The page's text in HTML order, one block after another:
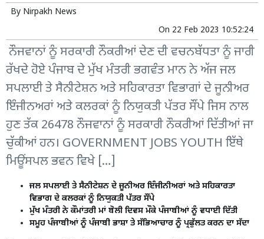
By Nirpakh News
On 22 Feb 2023 10:52:24
ਨੌਜਵਾਨਾਂ ਨੂੰ ਸਰਕਾਰੀ ਨੌਕਰੀਆਂ ਦੇਣ ਦੀ ਵਚਨਬੱਧਤਾ ਨੂੰ ਜਾਰੀ
ਰੱਖਦੇ ਹੋਏ ਪੰਜਾਬ ਦੇ ਮੁੱਖ ਮੰਤਰੀ ਭਗਵੰਤ ਮਾਨ ਨੇ ਅੱਜ ਜਲ
ਸਪਲਾਈ ਤੇ ਸੈਨੀਟੇਸ਼ਨ ਅਤੇ ਸਹਿਕਾਰਤਾ ਵਿਭਾਗਾਂ ਦੇ ਜੂਨੀਅਰ
ਇੰਜੀਨਅਰਾਂ ਅਤੇ ਕਲਰਕਾਂ ਨੂੰ ਨਿਯੁਕਤੀ ਪੱਤਰ ਸੌਂਪੇ ਜਿਸ ਨਾਲ
ਹੁਣ ਤੱਕ 26478 ਨੌਜਵਾਨਾਂ ਨੂੰ ਸਰਕਾਰੀ ਨੌਕਰੀਆਂ ਦਿੱਤੀਆਂ ਜਾ
ਚੁੱਕੀਆਂ ਹਨ। GOVERNMENT JOBS YOUTH ਇੱਥੇ
ਮਿਊਂਸਪਲ ਭਵਨ ਵਿਖੇ […]
ਜਲ ਸਪਲਾਈ ਤੇ ਸੈਨੀਟੇਸ਼ਨ ਦੇ ਜੂਨੀਅਰ ਇੰਜੀਨੀਅਰਾਂ ਅਤੇ ਸਹਿਕਾਰਤਾ
ਵਿਭਾਗ ਦੇ ਕਲਰਕਾਂ ਨੂੰ ਨਿਯੁਕਤੀ ਪੱਤਰ ਸੌਂਪੇ
ਮੁੱਖ ਮੰਤਰੀ ਨੇ ਕੌਮਾਂਤਰੀ ਮਾਂ ਬੋਲੀ ਦਿਵਸ ਮੌਕੇ ਪੰਜਾਬੀਆਂ ਨੂੰ ਵਧਾਈ ਦਿੱਤੀ
ਸਮੂਹ ਪੰਜਾਬੀਆਂ ਨੂੰ ਪੰਜਾਬੀ ਭਾਸ਼ਾ ਤੇ ਸੱਭਿਆਚਾਰ ਨੂੰ ਪ੍ਰਫੁੱਲਤ ਕਰਨ ਦਾ ਸੱਦਾ